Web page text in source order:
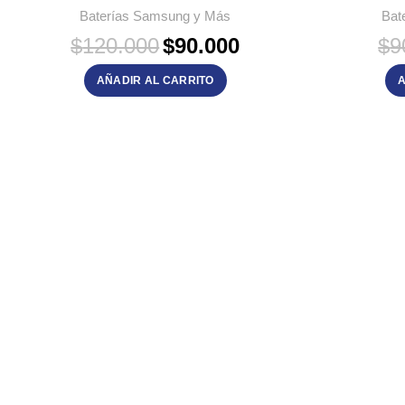
Baterías Samsung y Más
$120.000 El
precio
original
era:
$90.000El
AÑADIR AL CARRITO
$